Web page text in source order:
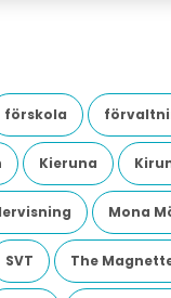
förskola
Kieruna
Mona
SVT The